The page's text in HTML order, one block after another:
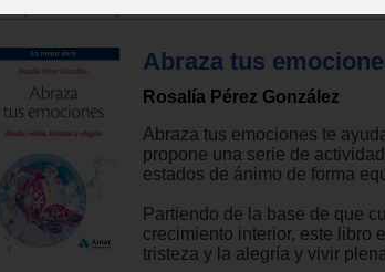
Abraza tus
Rosalía Pérez González
Abraza tus emociones te
propone una serie de
estados de ánimo de forma
Partiendo de la base de que
crecimiento interior, este libro
tristeza y la alegría y vivir